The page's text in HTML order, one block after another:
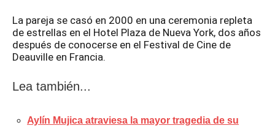
La pareja se casó en 2000 en una ceremonia repleta
de estrellas en el Hotel Plaza de Nueva York, dos años
después de conocerse en el Festival de Cine de
Deauville en Francia.
Lea también...
Aylín Mujica atraviesa la mayor tragedia de su